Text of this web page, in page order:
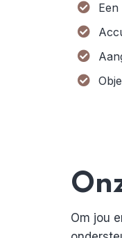
Om jou